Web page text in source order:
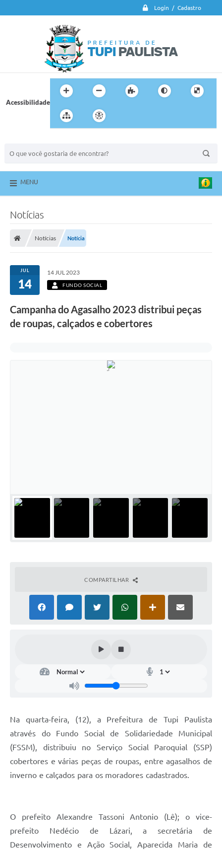
Login / Cadastro
Acessibilidade
MENU
Notícias
Notícias Notícia
JUL
14
14 JUL 2023
FUNDO SOCIAL
Campanha do Agasalho 2023 distribui peças
de roupas, calçados e cobertores
COMPARTILHAR
Na quarta-feira, (12), a Prefeitura de Tupi Paulista
através do Fundo Social de Solidariedade Municipal
(FSSM), distribuiu no Serviço Social Paroquial (SSP)
cobertores e várias peças de roupas, entre agasalhos de
inverno e calçados para os moradores cadastrados.
O prefeito Alexandre Tassoni Antonio (Lê); o vice-
prefeito Nedécio de Lázari, a secretária de
Desenvolvimento e Ação Social, Aparecida Maria de